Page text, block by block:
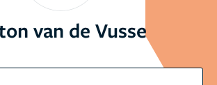
van de Vusse